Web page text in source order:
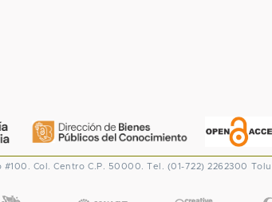
#100. Col. Centro C.P. 50000. Tel. (01-722) 2262300